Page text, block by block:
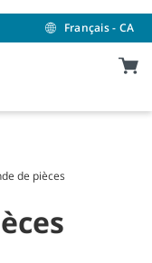
Français - CA
de pièces